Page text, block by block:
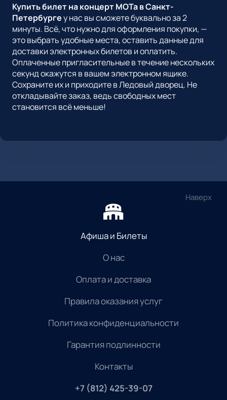
Купить билет на концерт МОТа в Санкт-
Петербургеу нас вы сможете буквально за 2
минуты. Всё, что нужно для оформления покупки, —
это выбрать удобные места, оставить данные для
доставки электронных билетов и оплатить.
Оплаченные пригласительные в течение нескольких
секунд окажутся в вашем электронном ящике.
Сохраните их и приходите в Ледовый дворец. Не
откладывайте заказ, ведь свободных мест
становится всё меньше!
Наверх
Афиша и Билеты
О нас
Оплата и доставка
Правила оказания услуг
Политика конфиденциальности
Гарантия подлинности
Контакты
+7 (812) 425-39-07